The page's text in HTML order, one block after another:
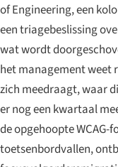
of Engineering, een
een triagebeslissing
wat wordt
het management weet
zich meedraagt, waar
er nog een kwartaal
de opgehoopte
toetsenbordvallen,